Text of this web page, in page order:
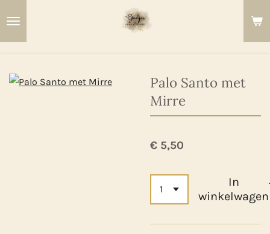
hoofdinhoud
Palo Santo met
Mirre
€ 5,50
In
winkelwagen